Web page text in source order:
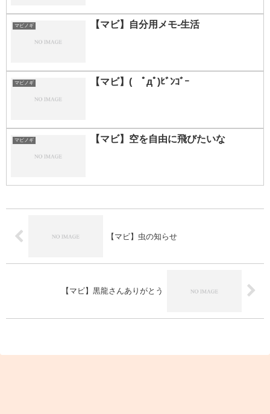
マビノギ 【マビ】自分用メモ-生活
マビノギ 【マビ】( ﾟдﾟ)ﾋﾞﾝｺﾞｰ
マビノギ 【マビ】空を自由に飛びたいな
【マビ】虫の知らせ
【マビ】黒龍さんありがとう